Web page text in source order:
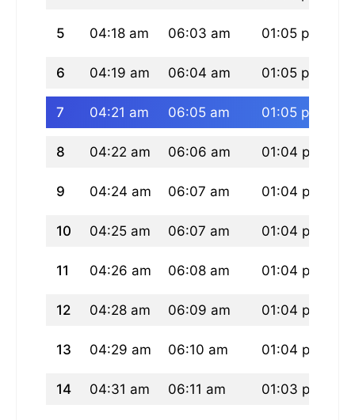
5 04:18 am 06:03 am 01:05 pm
6 04:19 am 06:04 am 01:05 pm
7 04:21 am 06:05 am 01:05 pm
8 04:22 am 06:06 am 01:04 pm
9 04:24 am 06:07 am 01:04 pm
10 04:25 am 06:07 am 01:04 pm
11 04:26 am 06:08 am 01:04 pm
12 04:28 am 06:09 am 01:04 pm
13 04:29 am 06:10 am 01:04 pm
14 04:31 am 06:11 am 01:03 pm